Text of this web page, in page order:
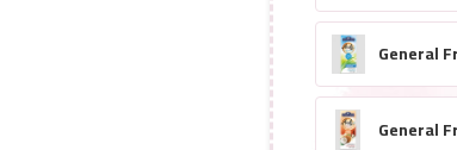
General
General